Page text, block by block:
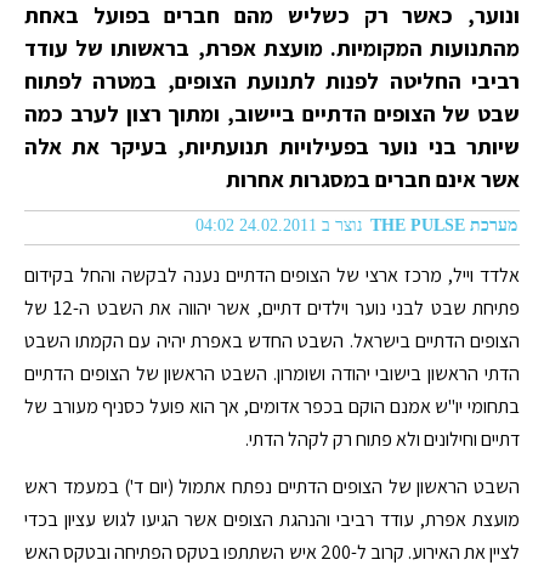
ונוער, כאשר רק כשליש מהם חברים בפועל באחת
מהתנועות המקומיות. מועצת אפרת, בראשותו של עודד
רביבי החליטה לפנות לתנועת הצופים, במטרה לפתוח
שבט של הצופים הדתיים ביישוב, ומתוך רצון לערב כמה
שיותר בני נוער בפעילויות תנועתיות, בעיקר את אלה
אשר אינם חברים במסגרות אחרות
מערכת THE PULSE נוצר ב 24.02.2011 04:02
אלדד וייל, מרכז ארצי של הצופים הדתיים נענה לבקשה והחל בקידום
פתיחת שבט לבני נוער וילדים דתיים, אשר יהווה את השבט ה-12 של
הצופים הדתיים בישראל. השבט החדש באפרת יהיה עם הקמתו השבט
הדתי הראשון בישובי יהודה ושומרון. השבט הראשון של הצופים הדתיים
בתחומי יו"ש אמנם הוקם בכפר אדומים, אך הוא פועל כסניף מעורב של
דתיים וחילונים ולא פתוח רק לקהל הדתי.
השבט הראשון של הצופים הדתיים נפתח אתמול (יום ד') במעמד ראש
מועצת אפרת, עודד רביבי והנהגת הצופים אשר הגיעו לגוש עציון בכדי
לציין את האירוע. קרוב ל-200 איש השתתפו בטקס הפתיחה ובטקס האש